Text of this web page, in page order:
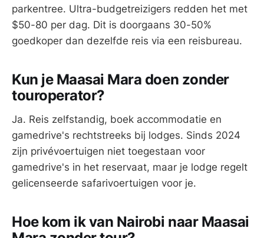
parkentree. Ultra-budgetreizigers redden het met
$50-80 per dag. Dit is doorgaans 30-50%
goedkoper dan dezelfde reis via een reisbureau.
Kun je Maasai Mara doen zonder
touroperator?
Ja. Reis zelfstandig, boek accommodatie en
gamedrive's rechtstreeks bij lodges. Sinds 2024
zijn privévoertuigen niet toegestaan voor
gamedrive's in het reservaat, maar je lodge regelt
gelicenseerde safarivoertuigen voor je.
Hoe kom ik van Nairobi naar Maasai